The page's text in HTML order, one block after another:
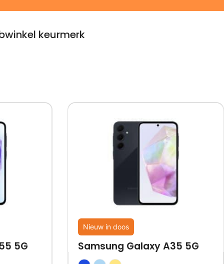
keurmerk
5G
Nieuw in doos
Samsung Galaxy A35 5G